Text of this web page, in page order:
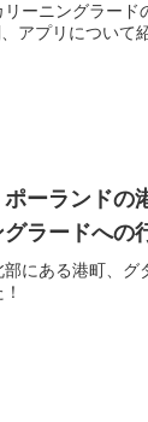
リーニングラー
アプリについて
ポーランド
ラードへの
にある港町、グ